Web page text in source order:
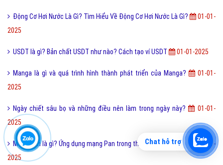
Động Cơ Hơi Nước Là Gì? Tìm Hiểu Về Động Cơ Hơi Nước Là Gì?
01-01-
2025
USDT là gì? Bản chất USDT như nào? Cách tạo ví USDT 01-01-2025
Manga là gì và quá trình hình thành phát triển của Manga?
01-01-
2025
Ngày chiết sâu bọ và những điều nên làm trong ngày này?
01-01-
2025
Mạng Pan là gì? Ứng dụng mạng Pan trong thế giới công nghệ?
01-01-
2025
Chat hỗ trợ